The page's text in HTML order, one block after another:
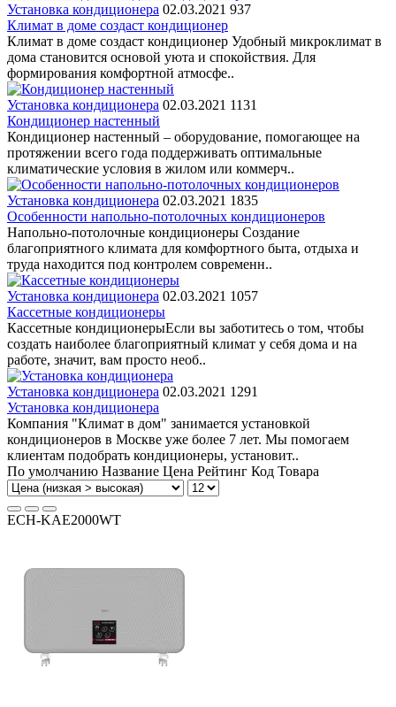
Установка кондиционера 02.03.2021 937
Климат в доме создаст кондиционер
Климат в доме создаст кондиционер Удобный микроклимат в
дома становится основой уюта и спокойствия. Для
формирования комфортной атмосфе..
Установка кондиционера 02.03.2021 1131
Кондиционер настенный
Кондиционер настенный – оборудование, помогающее на
протяжении всего года поддерживать оптимальные
климатические условия в жилом или коммерч..
Установка кондиционера 02.03.2021 1835
Особенности напольно-потолочных кондиционеров
Напольно-потолочные кондиционеры Создание
благоприятного климата для комфортного быта, отдыха и
труда находится под контролем современн..
Установка кондиционера 02.03.2021 1057
Кассетные кондиционеры
Кассетные кондиционерыЕсли вы заботитесь о том, чтобы
создать наиболее благоприятный климат у себя дома и на
работе, значит, вам просто необ..
Установка кондиционера 02.03.2021 1291
Установка кондиционера
Компания "Климат в дом" занимается установкой
кондиционеров в Москве уже более 7 лет. Мы помогаем
клиентам подобрать кондиционеры, установит..
По умолчанию Название Цена Рейтинг Код Товара
ECH-KAE2000WT